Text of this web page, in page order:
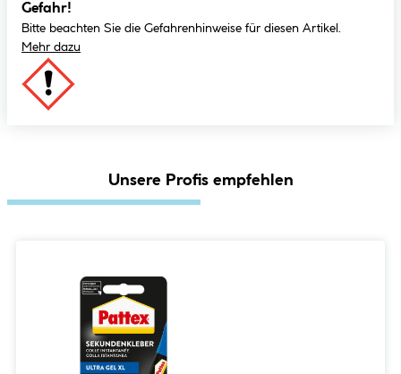
Gefahr!
Bitte beachten Sie die Gefahrenhinweise für diesen Artikel.
Mehr dazu
Unsere Profis empfehlen